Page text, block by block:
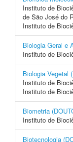
Instituto de
de São José do
Instituto de
Biologia Geral e
Instituto de
Biologia Vegetal
Instituto de
Instituto de
Biometria
Instituto de
Biotecnologia